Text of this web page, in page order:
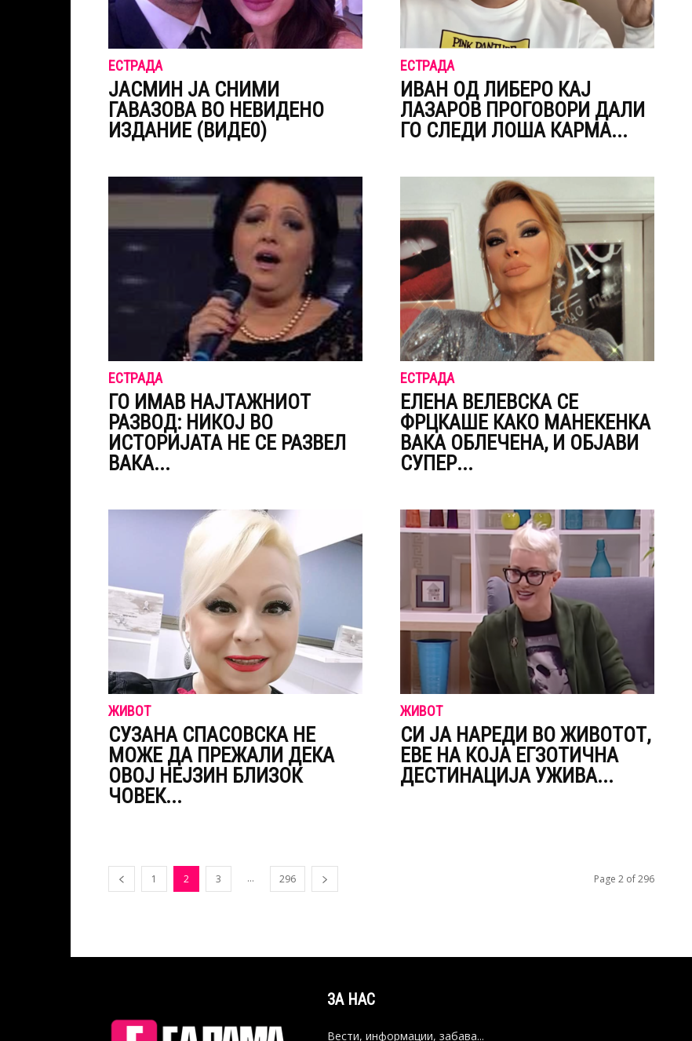
ЕСТРАДА
ЈАСМИН ЈА СНИМИ
ГАВАЗОВА ВО НЕВИДЕНО
ИЗДАНИЕ (ВИДЕ0)
ЕСТРАДА
ИВАН ОД ЛИБЕРО КАЈ
ЛАЗАРОВ ПРОГОВОРИ ДАЛИ
ГО СЛЕДИ ЛОША КАРМА...
ЕСТРАДА
ГО ИМАВ НАЈТАЖНИОТ
РАЗВОД: НИКОЈ ВО
ИСТОРИЈАТА НЕ СЕ РАЗВЕЛ
ВАКА...
ЕСТРАДА
ЕЛЕНА ВЕЛЕВСКА СЕ
ФРЦКАШЕ КАКО МАНЕКЕНКА
ВАКА ОБЛЕЧЕНА, И ОБЈАВИ
СУПЕР...
ЖИВОТ
СУЗАНА СПАСОВСКА НЕ
МОЖЕ ДА ПРЕЖАЛИ ДЕКА
ОВОЈ НЕЈЗИН БЛИЗОК
ЧОВЕК...
ЖИВОТ
СИ ЈА НАРЕДИ ВО ЖИВОТОТ,
ЕВЕ НА КОЈА ЕГЗОТИЧНА
ДЕCТИНАЦИЈА УЖИВА...
1 2 3 ... 296 Page 2 of 296
ЗА НАС
Вести, информации, забава...